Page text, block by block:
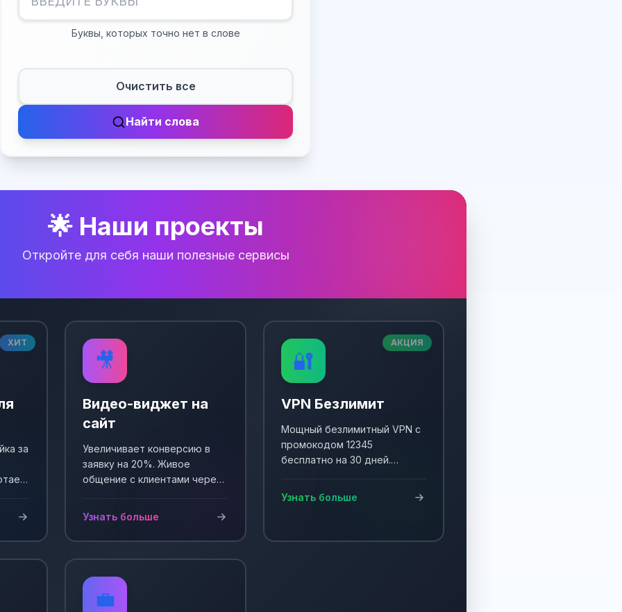
Буквы, которых точно нет в слове
Очистить все
Найти слова
🌟 Наши проекты
Откройте для себя наши полезные сервисы
ХИТ
за
🎥
Видео-виджет на
сайт
Увеличивает конверсию в
заявку на 20%. Живое
общение с клиентами через
Узнать больше
АКЦИЯ
🔐
VPN Безлимит
Мощный безлимитный VPN с
промокодом 12345
бесплатно на 30 дней.
Узнать больше
💼